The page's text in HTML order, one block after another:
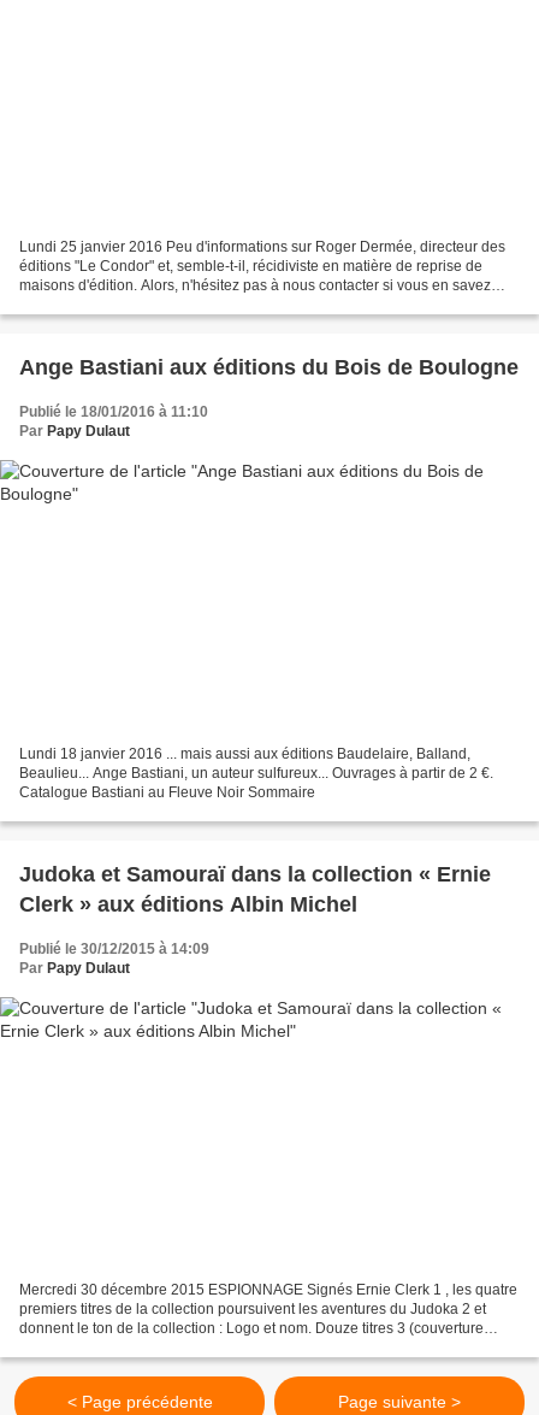
Lundi 25 janvier 2016 Peu d'informations sur Roger Dermée, directeur des
éditions "Le Condor" et, semble-t-il, récidiviste en matière de reprise de
maisons d'édition. Alors, n'hésitez pas à nous contacter si vous en savez
Ange Bastiani aux éditions du Bois de Boulogne
Publié le 18/01/2016 à 11:10
Par Papy Dulaut
Lundi 18 janvier 2016 ... mais aussi aux éditions Baudelaire, Balland,
Beaulieu... Ange Bastiani, un auteur sulfureux... Ouvrages à partir de 2 €.
Catalogue Bastiani au Fleuve Noir Sommaire
Judoka et Samouraï dans la collection « Ernie
Clerk » aux éditions Albin Michel
Publié le 30/12/2015 à 14:09
Par Papy Dulaut
Mercredi 30 décembre 2015 ESPIONNAGE Signés Ernie Clerk 1 , les quatre
premiers titres de la collection poursuivent les aventures du Judoka 2 et
donnent le ton de la collection : Logo et nom. Douze titres 3 (couverture
< Page précédente Page suivante >